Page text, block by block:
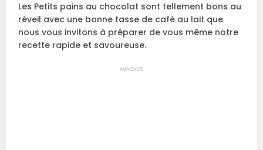
Les Petits pains au chocolat sont tellement bons au
réveil avec une bonne tasse de café au lait que
nous vous invitons à préparer de vous même notre
recette rapide et savoureuse.
ANNONCE